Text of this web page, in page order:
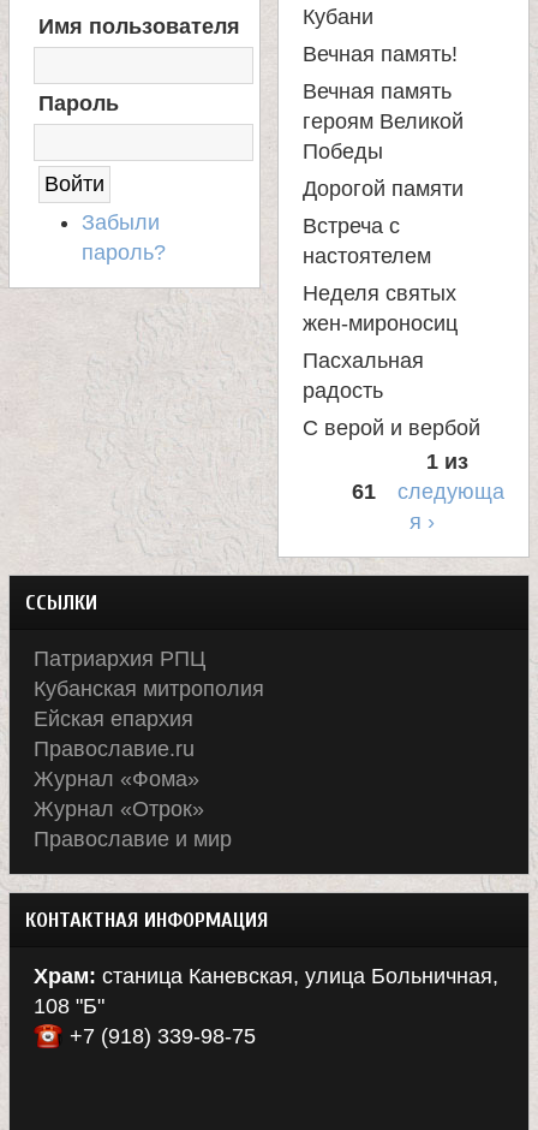
Д
С
Имя пользователя
Пароль
Забыли
пароль?
Кубани
Вечная память!
Вечная память
героям Великой
Победы
Дорогой памяти
Встреча с
настоятелем
Неделя святых
жен-мироносиц
Пасхальная
радость
С верой и вербой
1 из
61
следующа
я ›
ССЫЛКИ
Патриархия РПЦ
Кубанская митрополия
Ейская епархия
Православие.ru
Журнал «Фома»
Журнал «Отрок»
Православие и мир
КОНТАКТНАЯ ИНФОРМАЦИЯ
Храм: станица Каневская, улица Больничная,
108 "Б"
+7 (918) 339-98-75